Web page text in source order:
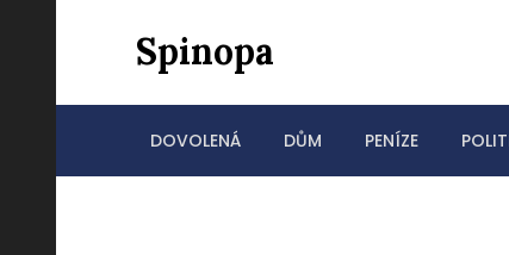
Spinopa
DOVOLENÁ DŮM PENÍZE